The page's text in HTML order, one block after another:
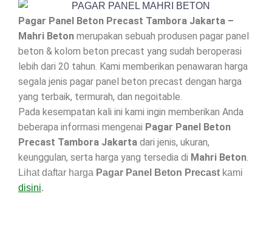
Pagar Panel Beton Precast Tambora Jakarta –
Mahri Beton merupakan sebuah produsen pagar panel
beton & kolom beton precast yang sudah beroperasi
lebih dari 20 tahun. Kami memberikan penawaran harga
segala jenis pagar panel beton precast dengan harga
yang terbaik, termurah, dan negoitable.
Pada kesempatan kali ini kami ingin memberikan Anda
beberapa informasi mengenai Pagar Panel Beton
Precast Tambora Jakarta dari jenis, ukuran,
keunggulan, serta harga yang tersedia di Mahri Beton.
Lihat daftar harga Pagar Panel Beton Precast kami
disini.